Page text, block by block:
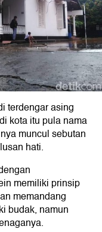
terdengar asing
kota itu pula nama
muncul sebutan
hati.
memiliki prinsip
memandang
budak, namun